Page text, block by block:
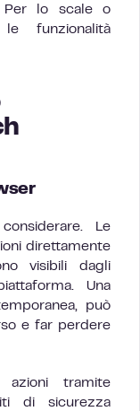
Per lo scale o
le funzionalità
Le
direttamente
visibili dagli
Una
può
e far perdere
tramite
di sicurezza